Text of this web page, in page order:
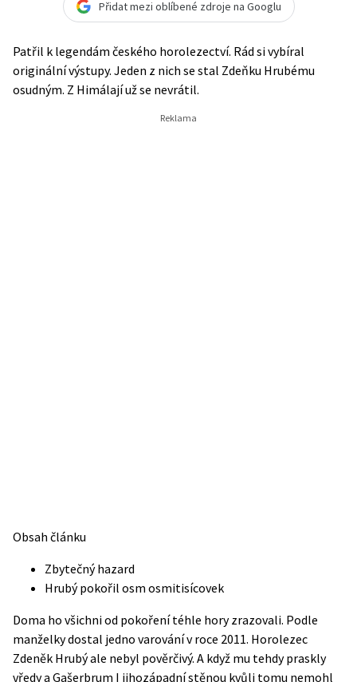
Přidat mezi oblíbené zdroje na Googlu
Patřil k legendám českého horolezectví. Rád si vybíral
originální výstupy. Jeden z nich se stal Zdeňku Hrubému
osudným. Z Himálají už se nevrátil.
Obsah článku
Zbytečný hazard
Hrubý pokořil osm osmitisícovek
Doma ho všichni od pokoření téhle hory zrazovali. Podle
manželky dostal jedno varování v roce 2011. Horolezec
Zdeněk Hrubý ale nebyl pověrčivý. A když mu tehdy praskly
vředy a Gašerbrum I jihozápadní stěnou kvůli tomu nemohl